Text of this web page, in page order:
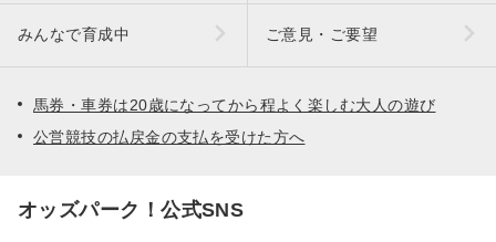
みんなで育成中 ご意見・ご要望
馬券・車券は20歳になってから程よく楽しむ大人の遊び
公営競技の払戻金の支払を受けた方へ
オッズパーク！公式SNS